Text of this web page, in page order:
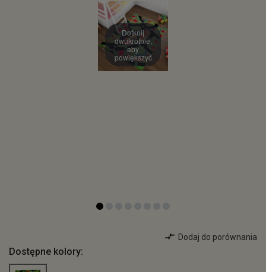
Dotknij
dwukrotnie,
aby
powiększyć
Dodaj do porównania
Dostępne kolory: